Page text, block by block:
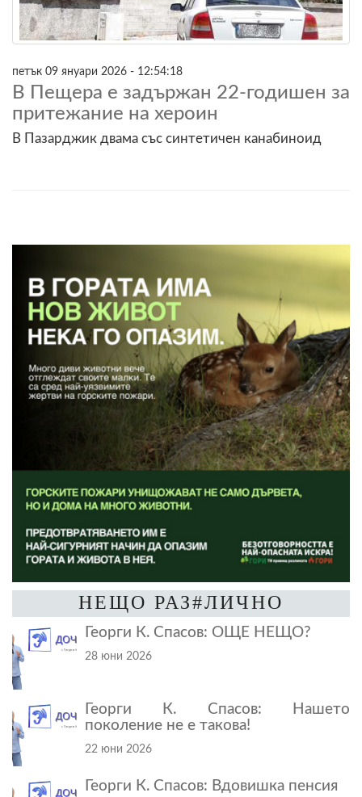
петък 09 януари 2026 - 12:54:18
В Пещера е задържан 22-годишен за
притежание на хероин
В Пазарджик двама със синтетичен канабиноид
НЕЩО РАЗ#ЛИЧНО
Георги К. Спасов: ОЩЕ НЕЩО?
28 юни 2026
Георги К. Спасов: Нашето
поколение не е такова!
22 юни 2026
Георги К. Спасов: Вдовишка пенсия